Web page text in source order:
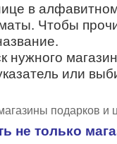
в
Чтобы
нужного
или
подарков и
не только